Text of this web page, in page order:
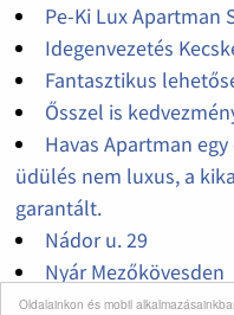
Oldalainkon és mobil
Pe-Ki Lux Apartman
Idegenvezetés
Fantasztikus
Ősszel is
Havas Apartman
üdülés nem luxus, a
garantált.
Nádor u. 29
Nyár Mezőkövesden
Disznótoros